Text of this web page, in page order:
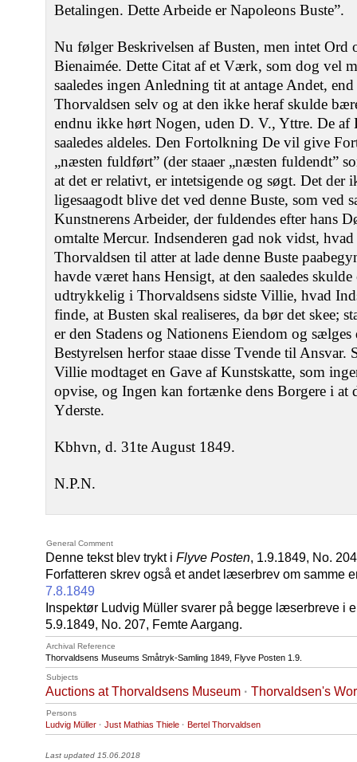
Betalingen. Dette Arbeide er Napoleons Buste”.
Nu følger Beskrivelsen af Busten, men intet Ord
Bienaimée. Dette Citat af et Værk, som dog vel
saaledes ingen Anledning tit at antage Andet,
Thorvaldsen selv og at den ikke heraf skulde
endnu ikke hørt Nogen, uden D. V., Yttre. De af
saaledes aldeles. Den Fortolkning De vil give
„næsten fuldført” (der staaer „næsten fuldendt”
at det er relativt, er intetsigende og søgt. Det der
ligesaagodt blive det ved denne Buste, som ved
Kunstnerens Arbeider, der fuldendes efter hans
omtalte Mercur. Indsenderen gad nok vidst,
Thorvaldsen til atter at lade denne Buste
havde været hans Hensigt, at den saaledes
udtrykkelig i Thorvaldsens sidste Villie, hvad
finde, at Busten skal realiseres, da bør det skee;
er den Stadens og Nationens Eiendom og sælges
Bestyrelsen herfor staae disse Tvende til Ansvar.
Villie modtaget en Gave af Kunstskatte, som
opvise, og Ingen kan fortænke dens Borgere i at
Yderste.
Kbhvn, d. 31te August 1849.
N.P.N.
General Comment
Denne tekst blev trykt i Flyve Posten, 1.9.1849, No.
Forfatteren skrev også et andet læserbrev om samme
7.8.1849
Inspektør Ludvig Müller svarer på begge læserbreve i
5.9.1849, No. 207, Femte Aargang.
Archival Reference
Thorvaldsens Museums Småtryk-Samling 1849, Flyve Posten 1.9.
Subjects
Auctions at Thorvaldsens Museum · Thorvaldsen's
Persons
Ludvig Müller · Just Mathias Thiele · Bertel Thorvaldsen
Last updated 15.06.2018